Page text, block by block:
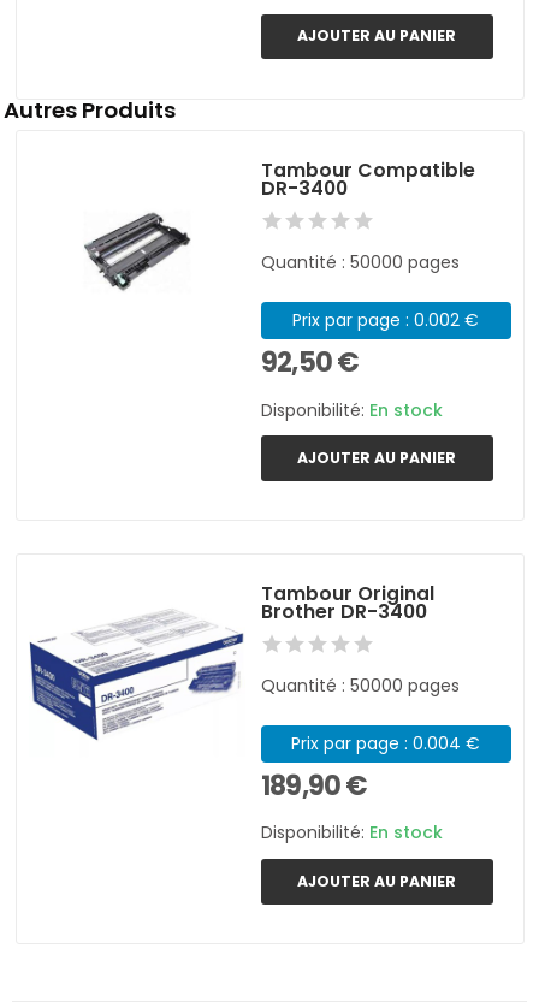
AJOUTER AU PANIER
Autres Produits
Tambour Compatible
DR-3400
Quantité : 50000 pages
Prix par page : 0.002 €
92,50 €
Disponibilité: En stock
AJOUTER AU PANIER
Tambour Original
Brother DR-3400
Quantité : 50000 pages
Prix par page : 0.004 €
189,90 €
Disponibilité: En stock
AJOUTER AU PANIER